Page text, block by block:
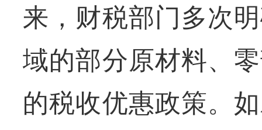
来，财税部门多次
域的部分原材料、
的税收优惠政策。